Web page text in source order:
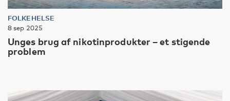
FOLKEHELSE
8 sep 2025
Unges brug af nikotinprodukter – et stigende
problem